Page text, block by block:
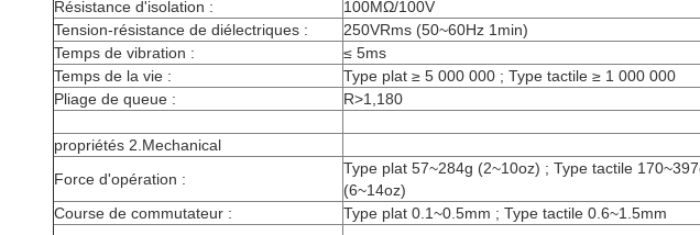
Résistance d'isolation :
100MΩ/100V
Tension-résistance de diélectriques :
250VRms (50~60Hz 1min)
Temps de vibration :
≤ 5ms
Temps de la vie :
Type plat ≥ 5 000 000 ; Type tactile ≥ 1 000 000
Pliage de queue :
R>1,180
propriétés 2.Mechanical
Force d'opération :
Type plat 57~284g (2~10oz) ; Type tactile
(6~14oz)
Course de commutateur :
Type plat 0.1~0.5mm ; Type tactile 0.6~1.5mm